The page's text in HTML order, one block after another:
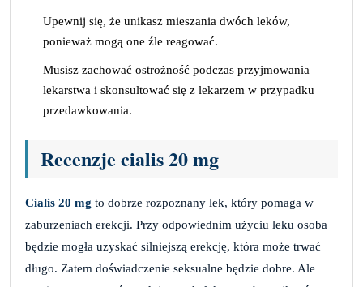
Upewnij się, że unikasz mieszania dwóch leków,
ponieważ mogą one źle reagować.
Musisz zachować ostrożność podczas przyjmowania
lekarstwa i skonsultować się z lekarzem w przypadku
przedawkowania.
Recenzje cialis 20 mg
Cialis 20 mg to dobrze rozpoznany lek, który pomaga w
zaburzeniach erekcji. Przy odpowiednim użyciu leku osoba
będzie mogła uzyskać silniejszą erekcję, która może trwać
długo. Zatem doświadczenie seksualne będzie dobre. Ale